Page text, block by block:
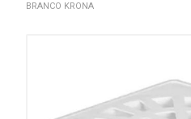
BRANCO KRONA